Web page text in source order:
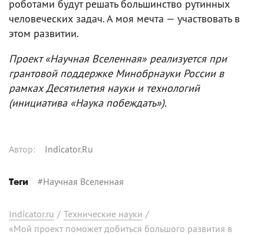
роботами будут решать большинство рутинных
человеческих задач. А моя мечта — участвовать в
этом развитии.
Проект «Научная Вселенная» реализуется при
грантовой поддержке Минобрнауки России в
рамках Десятилетия науки и технологий
(инициатива «Наука побеждать»).
Автор: Indicator.Ru
Теги #Научная Вселенная
Indicator.ru / Технические науки /
«Мой проект поможет добиться большого развития в